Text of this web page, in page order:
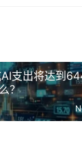
支出将达到
？